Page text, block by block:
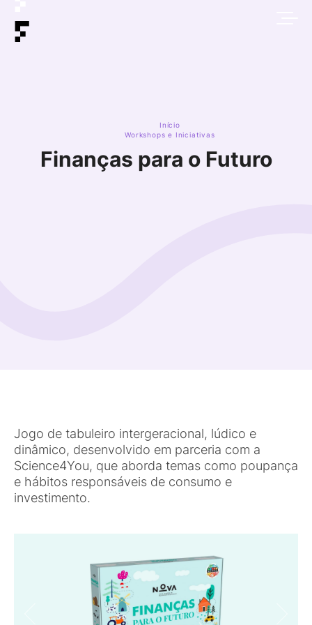
Início
Workshops e Iniciativas
Finanças para o Futuro
Jogo de tabuleiro intergeracional, lúdico e
dinâmico, desenvolvido em parceria com a
Science4You, que aborda temas como poupança
e hábitos responsáveis de consumo e
investimento.